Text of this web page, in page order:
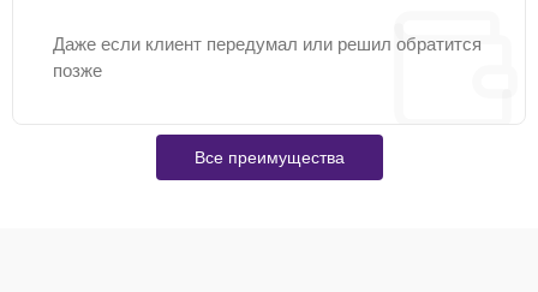
Даже если клиент передумал или решил обратится
позже
Все преимущества